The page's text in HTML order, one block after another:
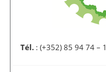
Tél. : (+352) 85 94 74 – 1